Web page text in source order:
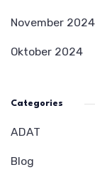
November 2024
Oktober 2024
Categories
ADAT
Blog